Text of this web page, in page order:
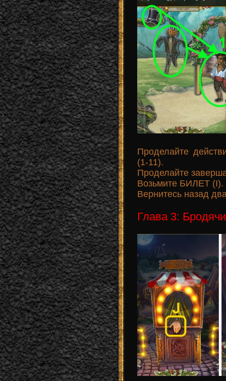
Проделайте
(1-11).
Проделайте
Возьмите БИЛЕТ (I).
Вернитесь назад
Глава 3: